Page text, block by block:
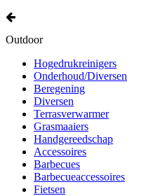
Outdoor
Hogedrukreinigers
Onderhoud/Diversen
Beregening
Diversen
Terrasverwarmer
Grasmaaiers
Handgereedschap
Accessoires
Barbecues
Barbecueaccessoires
Fietsen